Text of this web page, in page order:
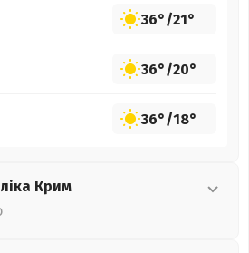
36°/21°
36°/20°
36°/18°
Крим